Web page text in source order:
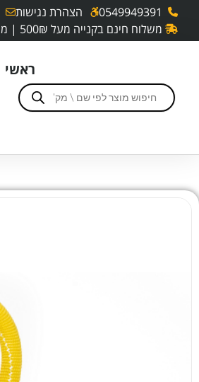
0549949391 הצהרת נגישות
משלוח חינם בקנייה מעל 500₪ | משלוח מוזל בקנייה מעל 250₪
ראשי